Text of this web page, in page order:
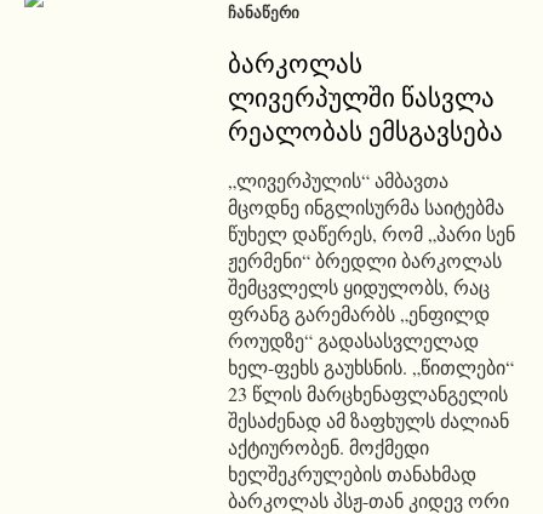
ᲩᲐᲜᲐᲬᲔᲠᲘ
ბარკოლას
ლივერპულში წასვლა
რეალობას ემსგავსება
„ლივერპულის“ ამბავთა
მცოდნე ინგლისურმა საიტებმა
წუხელ დაწერეს, რომ „პარი სენ
ჟერმენი“ ბრედლი ბარკოლას
შემცვლელს ყიდულობს, რაც
ფრანგ გარემარბს „ენფილდ
როუდზე“ გადასასვლელად
ხელ-ფეხს გაუხსნის. „წითლები“
23 წლის მარცხენაფლანგელის
შესაძენად ამ ზაფხულს ძალიან
აქტიურობენ. მოქმედი
ხელშეკრულების თანახმად
ბარკოლას პსჟ-თან კიდევ ორი